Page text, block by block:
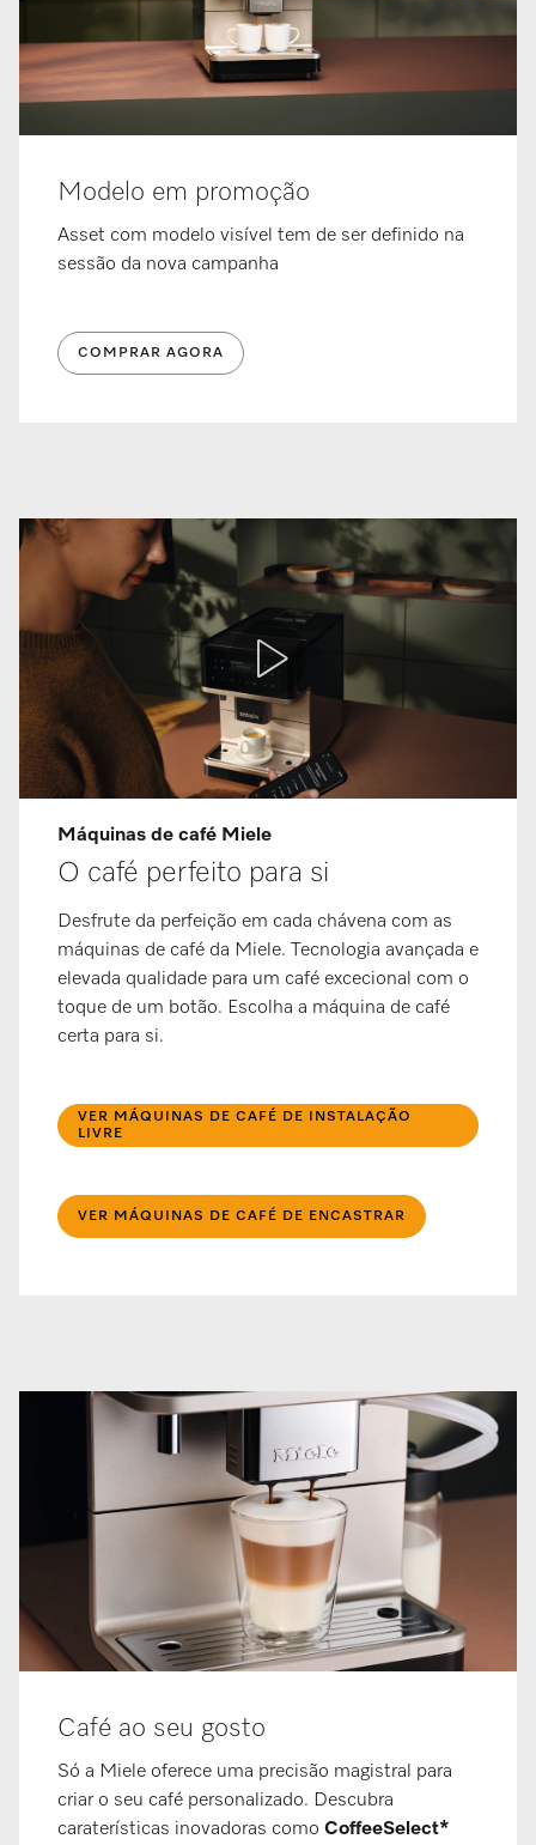
Modelo em promoção
Asset com modelo visível tem de ser definido na
sessão da nova campanha
COMPRAR AGORA
Máquinas de café Miele
O café perfeito para si
Desfrute da perfeição em cada chávena com as
máquinas de café da Miele. Tecnologia avançada e
elevada qualidade para um café excecional com o
toque de um botão. Escolha a máquina de café
certa para si.
VER MÁQUINAS DE CAFÉ DE INSTALAÇÃO
LIVRE
VER MÁQUINAS DE CAFÉ DE ENCASTRAR
Café ao seu gosto
Só a Miele oferece uma precisão magistral para
criar o seu café personalizado. Descubra
caraterísticas inovadoras como CoffeeSelect*